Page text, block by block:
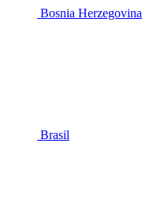
Bosnia Herzegovina
Brasil